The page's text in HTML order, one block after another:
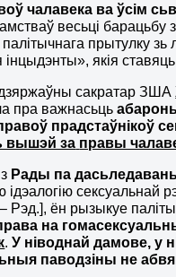
чалавека ва ўсім
весьці барацьбу
прытулку зь
інцыдэнты», якія
сакратар ЗША
пра важнасьць
прадстаўнікоў
вышэй за правы
з Рады па
ідэалогію
Рэд.], ён рызыкуе
на
.У ніводнай дамове, у
паводзіны не